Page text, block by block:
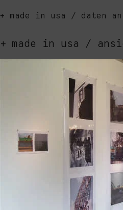
made in usa / daten
made in usa /